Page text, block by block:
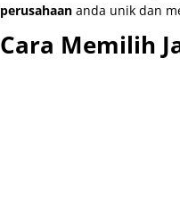
perusahaan anda unik dan
Cara Memilih